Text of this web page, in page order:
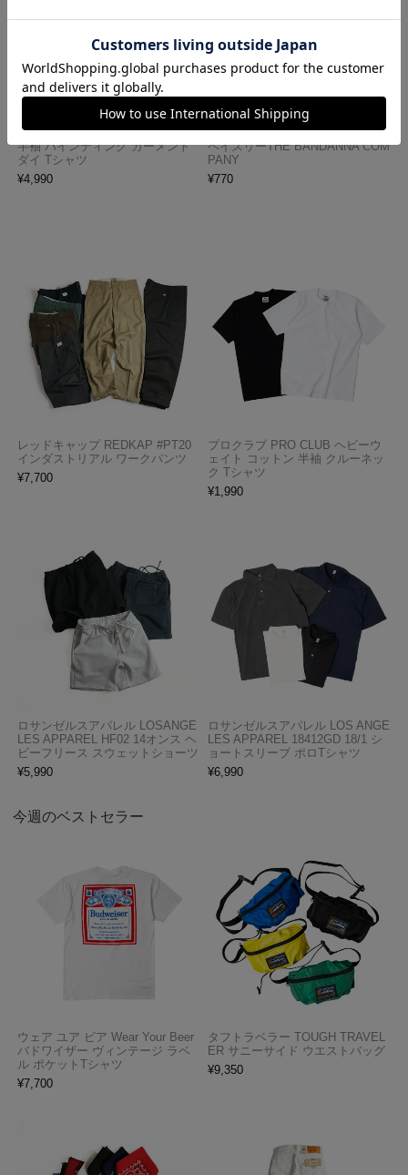
ロサンゼルスアパレル LOSANGE
LES APPAREL 1203GD 8.5オンス
半袖 バインディング ガーメント
ダイ Tシャツ
¥4,990
ハバハンク HAV-A-HANK バンダ
ナ アメリカ製 トラディショナル
ペイズリーTHE BANDANNA COM
PANY
¥770
レッドキャップ REDKAP #PT20
インダストリアル ワークパンツ
¥7,700
プロクラブ PRO CLUB ヘビーウ
ェイト コットン 半袖 クルーネッ
ク Tシャツ
¥1,990
ロサンゼルスアパレル LOSANGE
LES APPAREL HF02 14オンス ヘ
ビーフリース スウェットショーツ
¥5,990
ロサンゼルスアパレル LOS ANGE
LES APPAREL 18412GD 18/1 シ
ョートスリーブ ポロTシャツ
¥6,990
今週のベストセラー
ウェア ユア ビア Wear Your Beer
バドワイザー ヴィンテージ ラベ
ル ポケットTシャツ
¥7,700
タフトラベラー TOUGH TRAVEL
ER サニーサイド ウエストバッグ
¥9,350